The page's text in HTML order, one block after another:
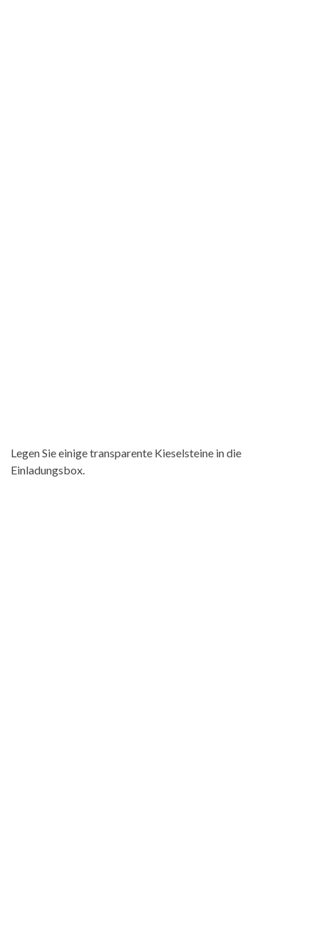
Legen Sie einige transparente Kieselsteine ​​in die
Einladungsbox.